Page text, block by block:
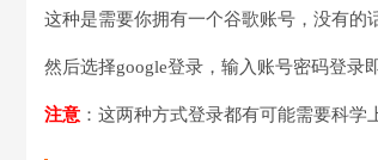
这种是需要你拥有一个谷歌账号，没有的
然后选择google登录，输入账号密码登录即
注意 ：这两种方式登录都有可能需要科学